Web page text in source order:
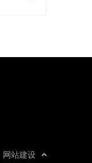
网站建设